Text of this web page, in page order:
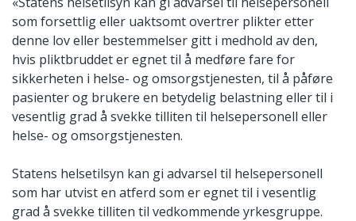
som forsettlig eller uaktsomt overtrer plikter etter
denne lov eller bestemmelser gitt i medhold av den,
hvis pliktbruddet er egnet til å medføre fare for
sikkerheten i helse- og omsorgstjenesten, til å påføre
pasienter og brukere en betydelig belastning eller til i
vesentlig grad å svekke tilliten til helsepersonell eller
helse- og omsorgstjenesten.
Statens helsetilsyn kan gi advarsel til helsepersonell
som har utvist en atferd som er egnet til i vesentlig
grad å svekke tilliten til vedkommende yrkesgruppe.